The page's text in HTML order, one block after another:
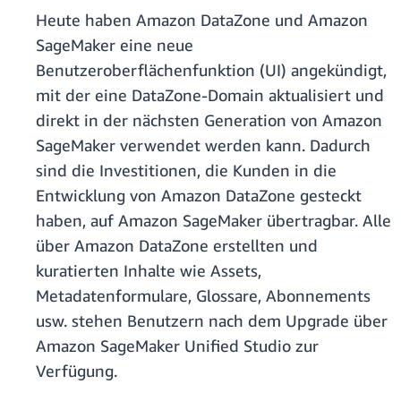
Heute haben Amazon DataZone und Amazon
SageMaker eine neue
Benutzeroberflächenfunktion (UI) angekündigt,
mit der eine DataZone-Domain aktualisiert und
direkt in der nächsten Generation von Amazon
SageMaker verwendet werden kann. Dadurch
sind die Investitionen, die Kunden in die
Entwicklung von Amazon DataZone gesteckt
haben, auf Amazon SageMaker übertragbar. Alle
über Amazon DataZone erstellten und
kuratierten Inhalte wie Assets,
Metadatenformulare, Glossare, Abonnements
usw. stehen Benutzern nach dem Upgrade über
Amazon SageMaker Unified Studio zur
Verfügung.